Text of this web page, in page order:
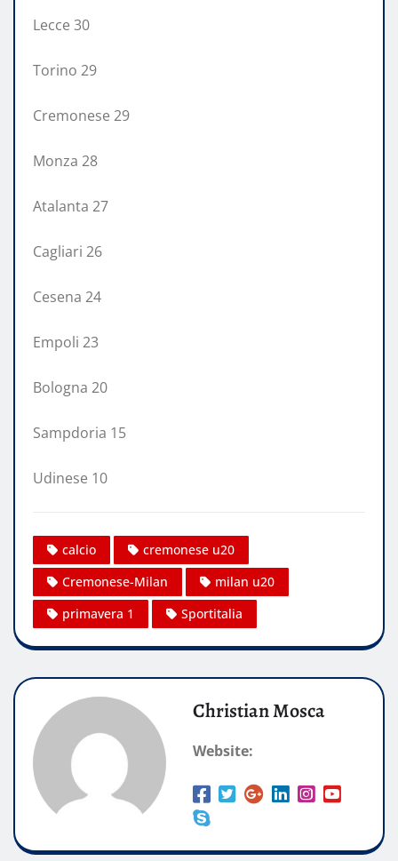
Lecce 30
Torino 29
Cremonese 29
Monza 28
Atalanta 27
Cagliari 26
Cesena 24
Empoli 23
Bologna 20
Sampdoria 15
Udinese 10
calcio
cremonese u20
Cremonese-Milan
milan u20
primavera 1
Sportitalia
Christian Mosca
Website: